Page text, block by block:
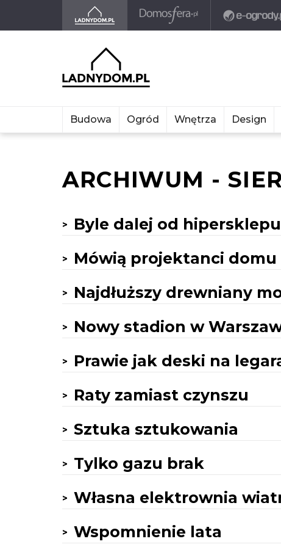
Budowa Ogród Wnętrza Design
ARCHIWUM -
Byle dalej od hipersklepu
Mówią projektanci
Najdłuższy drewniany
Nowy stadion w
Prawie jak deski na
Raty zamiast czynszu
Sztuka sztukowania
Tylko gazu brak
Własna elektrownia
Wspomnienie lata